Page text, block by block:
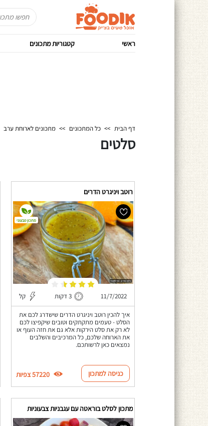
ראשי קטגוריות מתכונים
דף הבית >> כל המתכונים >> מתכונים לארוחת ערב
סלטים
רוטב ויניגרט הדרים
11/7/2022 3 דקות קל
איך להכין רוטב ויניגרט הדרים שישדרג לכם את
הסלט - טעמים מתקתקים וטובים שיקפיצו לכם
לא רק את סלט הירקות אלא גם את חזה העוף או
את הארוחה שלכם, כל המרכיבים והשלבים
נמצאים כאן לרשותכם.
מתכון טבעוני
כניסה למתכון 57220 צפיות
מתכון לסלט בוראטה עם עגבניות צבעוניות